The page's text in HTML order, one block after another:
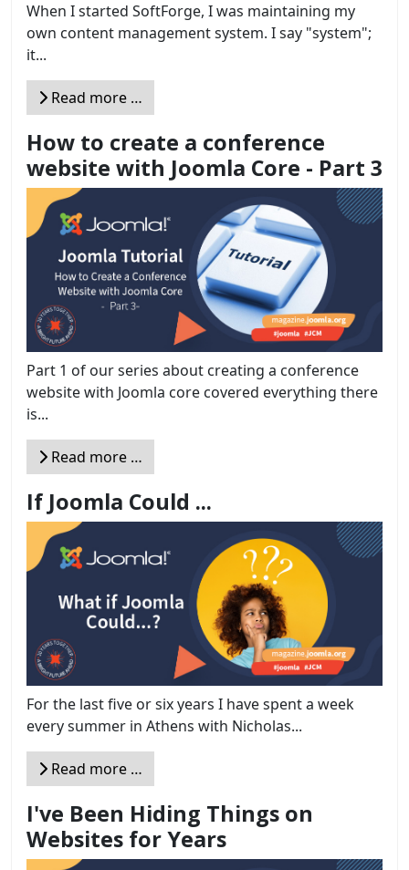
When I started SoftForge, I was maintaining my
own content management system. I say "system";
it...
Read more …
How to create a conference
website with Joomla Core - Part 3
Part 1 of our series about creating a conference
website with Joomla core covered everything there
is...
Read more …
If Joomla Could ...
For the last five or six years I have spent a week
every summer in Athens with Nicholas...
Read more …
I've Been Hiding Things on
Websites for Years